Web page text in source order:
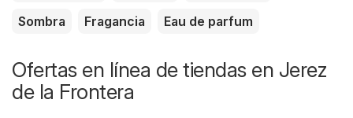
Sombra
Fragancia Eau de parfum
Ofertas en línea de tiendas en Jerez
de la Frontera